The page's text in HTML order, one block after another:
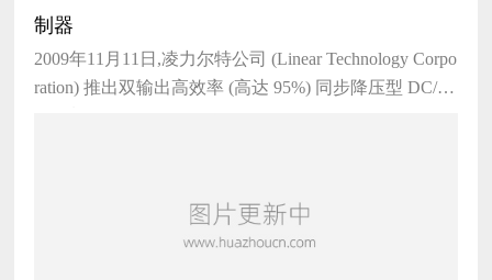
制器
2009年11月11日,凌力尔特公司 (Linear Technology Corpo
ration) 推出双输出高效率 (高达 95%) 同步降压型 DC/D